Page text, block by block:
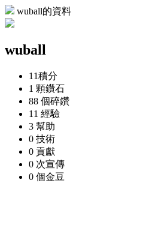
wuball的資料
wuball
11積分
1 顆鑽石
88 個碎鑽
11 經驗
3 幫助
0 技術
0 貢獻
0 次宣傳
0 個金豆